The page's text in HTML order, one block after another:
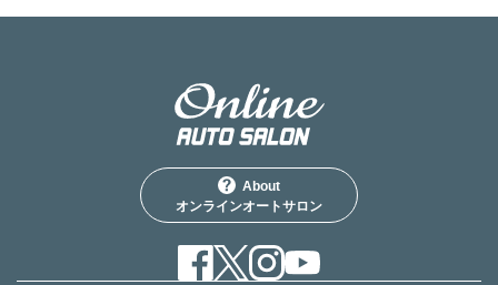
About
オンラインオートサロン